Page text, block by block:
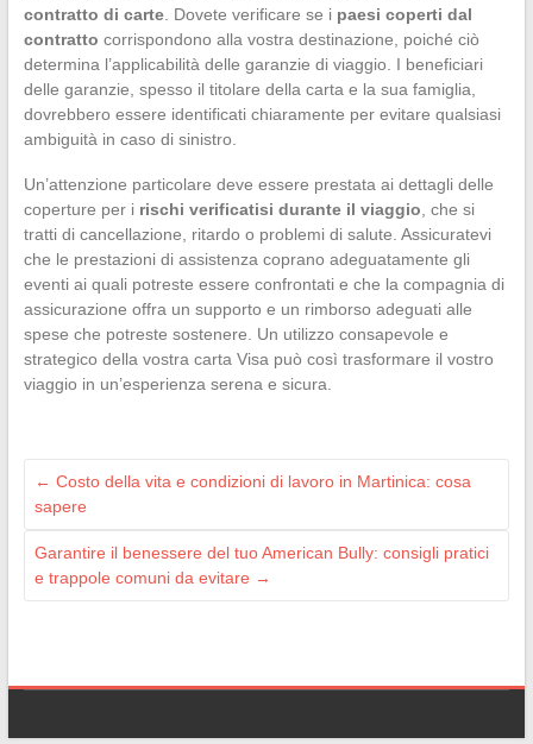
contratto di carte. Dovete verificare se i paesi coperti dal
contratto corrispondono alla vostra destinazione, poiché ciò
determina l’applicabilità delle garanzie di viaggio. I beneficiari
delle garanzie, spesso il titolare della carta e la sua famiglia,
dovrebbero essere identificati chiaramente per evitare qualsiasi
ambiguità in caso di sinistro.
Un’attenzione particolare deve essere prestata ai dettagli delle
coperture per i rischi verificatisi durante il viaggio , che si
tratti di cancellazione, ritardo o problemi di salute. Assicuratevi
che le prestazioni di assistenza coprano adeguatamente gli
eventi ai quali potreste essere confrontati e che la compagnia di
assicurazione offra un supporto e un rimborso adeguati alle
spese che potreste sostenere. Un utilizzo consapevole e
strategico della vostra carta Visa può così trasformare il vostro
viaggio in un’esperienza serena e sicura.
← Costo della vita e condizioni di lavoro in Martinica: cosa
sapere
Garantire il benessere del tuo American Bully: consigli pratici
e trappole comuni da evitare →